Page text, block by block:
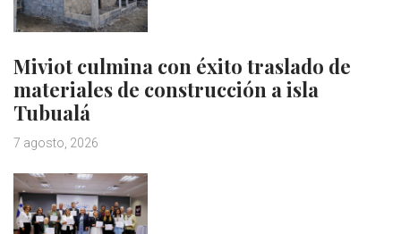
Miviot culmina con éxito traslado de
materiales de construcción a isla
Tubualá
7 agosto, 2026